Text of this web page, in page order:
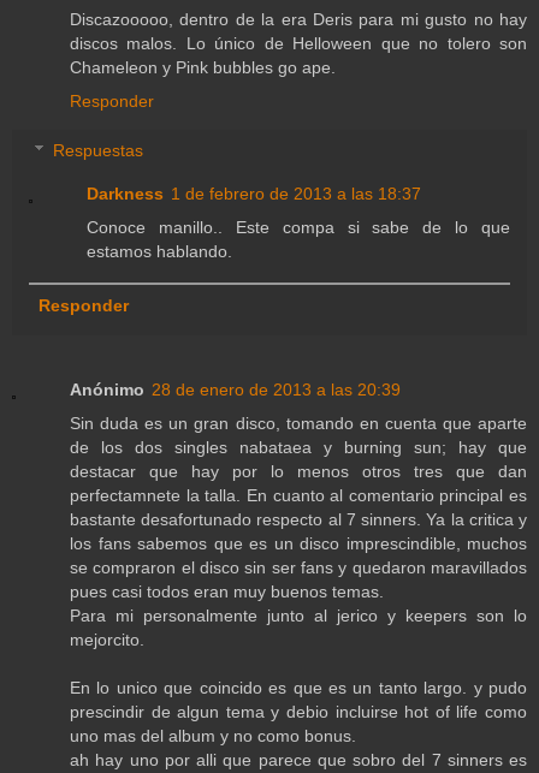
Discazooooo, dentro de la era Deris para mi gusto no hay
discos malos. Lo único de Helloween que no tolero son
Chameleon y Pink bubbles go ape.
Responder
Respuestas
Darkness 1 de febrero de 2013 a las 18:37
Conoce manillo.. Este compa si sabe de lo que
estamos hablando.
Responder
Anónimo 28 de enero de 2013 a las 20:39
Sin duda es un gran disco, tomando en cuenta que aparte
de los dos singles nabataea y burning sun; hay que
destacar que hay por lo menos otros tres que dan
perfectamnete la talla. En cuanto al comentario principal es
bastante desafortunado respecto al 7 sinners. Ya la critica y
los fans sabemos que es un disco imprescindible, muchos
se compraron el disco sin ser fans y quedaron maravillados
pues casi todos eran muy buenos temas.
Para mi personalmente junto al jerico y keepers son lo
mejorcito.
En lo unico que coincido es que es un tanto largo. y pudo
prescindir de algun tema y debio incluirse hot of life como
uno mas del album y no como bonus.
ah hay uno por alli que parece que sobro del 7 sinners es